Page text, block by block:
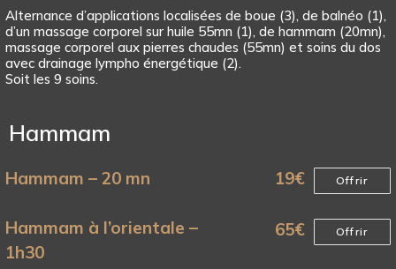
Alternance d’applications localisées de boue (3), de balnéo (1),
d’un massage corporel sur huile 55mn (1), de hammam (20mn),
massage corporel aux pierres chaudes (55mn) et soins du dos
avec drainage lympho énergétique (2).
Soit les 9 soins.
Hammam
Hammam – 20 mn 19€ Offrir
Hammam à l’orientale –
1h30
65€ Offrir